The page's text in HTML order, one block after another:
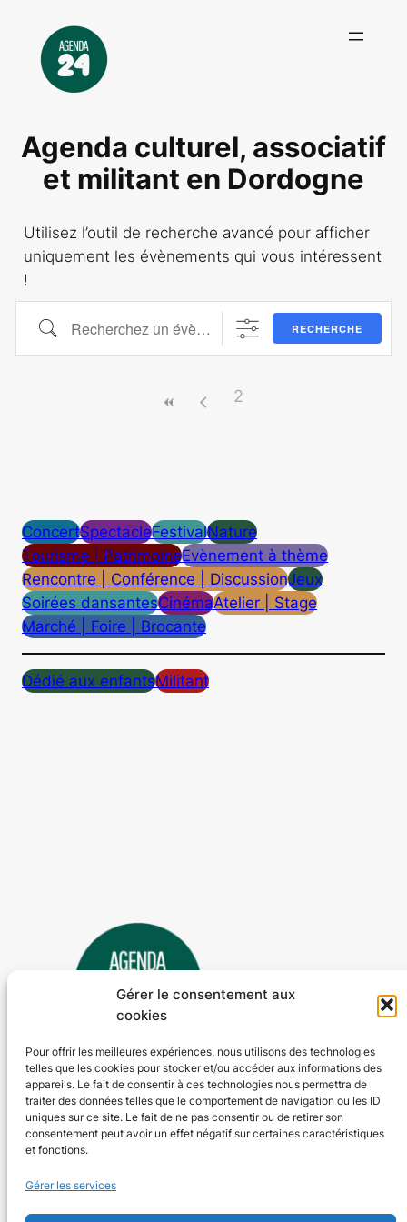
Gérer le consentement aux
cookies
Pour offrir les meilleures expériences, nous utilisons des technologies
telles que les cookies pour stocker et/ou accéder aux informations des
appareils. Le fait de consentir à ces technologies nous permettra de
traiter des données telles que le comportement de navigation ou les ID
uniques sur ce site. Le fait de ne pas consentir ou de retirer son
consentement peut avoir un effet négatif sur certaines caractéristiques
et fonctions.
Gérer les services
Agenda culturel, associatif
et militant en Dordogne
Utilisez l’outil de recherche avancé pour afficher
uniquement les évènements qui vous intéressent
!
Recherchez un évènement ici ! RECHERCHE
2
ConcertSpectacleFestivalNature
Tourisme | PatrimoineEvènement à thème
Rencontre | Conférence | DiscussionJeux
Soirées dansantesCinémaAtelier | Stage
Marché | Foire | Brocante
Dédié aux enfantsMilitant
Agenda 24
L'agenda des manifestations et activités en Dordogne
Tous les événements
Plus d’activités
Nos valeurs